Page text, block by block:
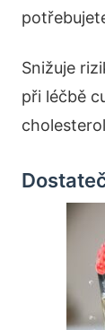
Snižuje
při léčbě